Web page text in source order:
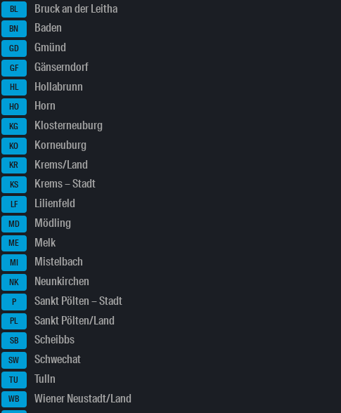
BL Bruck an der Leitha
BN Baden
GD Gmünd
GF Gänserndorf
HL Hollabrunn
HO Horn
KG Klosterneuburg
KO Korneuburg
KR Krems/Land
KS Krems – Stadt
LF Lilienfeld
MD Mödling
ME Melk
MI Mistelbach
NK Neunkirchen
P Sankt Pölten – Stadt
PL Sankt Pölten/Land
SB Scheibbs
SW Schwechat
TU Tulln
WB
Wiener Neustadt/Land